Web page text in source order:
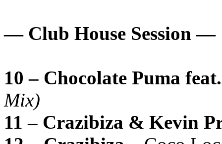
— Club House Session —
10 – Chocolate Puma
Mix)
11 – Crazibiza & Kevin